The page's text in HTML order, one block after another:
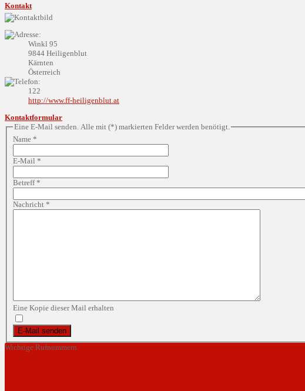
Kontakt
Winkl 95
9844 Heiligenblut
Kärnten
Österreich
122
http://www.ff-heiligenblut.at
Kontaktformular
Eine E-Mail senden. Alle mit (*) markierten Felder werden benötigt.
Name*
E-Mail *
Betreff*
Nachricht*
Eine Kopie dieser Mail erhalten
E-Mail senden
Wichtige Rufnummern